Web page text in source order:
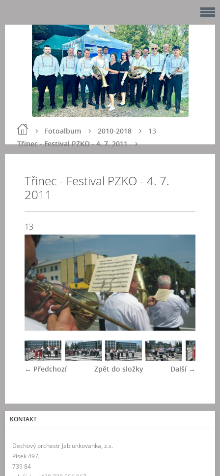
Fotoalbum
2010-2018
Třinec - Festival PZKO - 4. 7. 2011
13
Třinec - Festival PZKO - 4. 7.
2011
13
← Předchozí Další →
Zpět do složky
KONTAKT
Dechový orchestr Jablunkovanka, z.s.
Písek 497,
739 84